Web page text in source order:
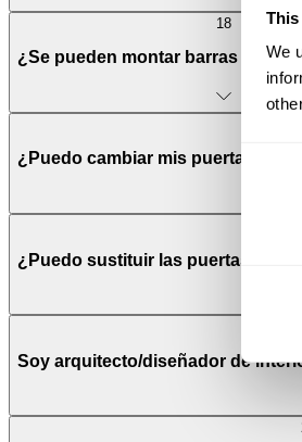
We
Consent
18
¿Se pueden montar barras en
¿Puedo cambiar mis puertas de
¿Puedo sustituir las puertas de
Soy arquitecto/diseñador de